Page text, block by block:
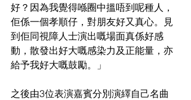
好？因為我覺得喺圈中搵唔到呢種人，
佢係一個孝順仔，對朋友好又真心。見
到佢同視障人士演出嘅場面真係好感
動，散發出好大嘅感染力及正能量，亦
給予我好大嘅鼓勵。」
之後由3位表演嘉賓分別演繹自己名曲